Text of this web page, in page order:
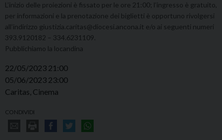
L’inizio delle proiezioni è fissato per le ore 21:00; l’ingresso è gratuito,
per informazioni e la prenotazione dei biglietti è opportuno rivolgersi
all’indirizzo giustizia.caritas@diocesi.ancona.it e/o ai seguenti numeri
393.9120182 – 334.6231109.
Pubblichiamo la locandina
22/05/2023 21:00
05/06/2023 23:00
Caritas, Cinema
CONDIVIDI